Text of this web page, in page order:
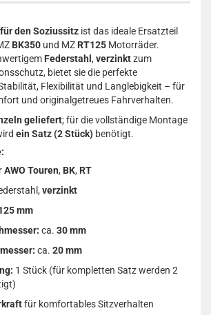
den Soziussitz ist das ideale Ersatzteil
BK350 und MZ RT125 Motorräder.
Federstahl , verzinktzum
bietet sie die perfekte
Flexibilität und Langlebigkeit – für
und originalgetreues Fahrverhalten.
geliefert; für die vollständige Montage
ein Satz (2 Stück) benötigt.
AWO Touren, BK, RT
verzinkt
mm
ca. 30 mm
ca. 20 mm
1 Stück (für kompletten Satz werden 2
für komfortables Sitzverhalten